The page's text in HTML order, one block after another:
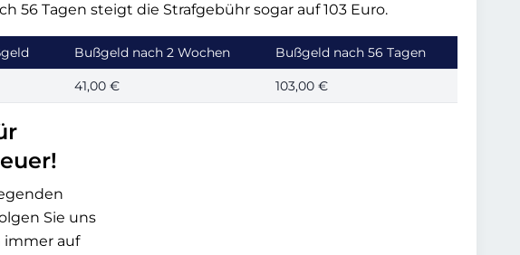
56 Tagen steigt die Strafgebühr sogar auf 103 Euro.
Bußgeld nach 2 Wochen Bußgeld nach 56 Tagen
41,00 € 103,00 €
Sie uns
immer auf